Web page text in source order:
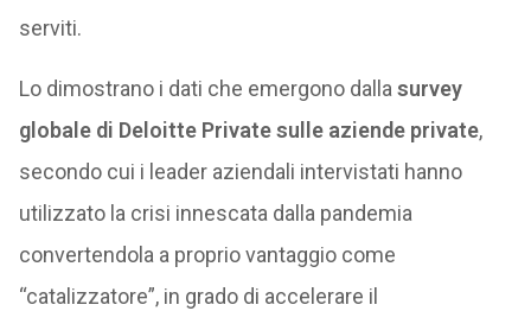
serviti.
Lo dimostrano i dati che emergono dalla survey
globale di Deloitte Private sulle aziende private,
secondo cui i leader aziendali intervistati hanno
utilizzato la crisi innescata dalla pandemia
convertendola a proprio vantaggio come
“catalizzatore”, in grado di accelerare il